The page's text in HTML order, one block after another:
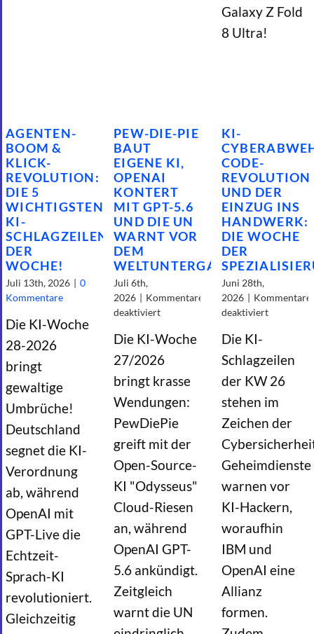
Galaxy Z Fold
8 Ultra!
AGENTEN-
BOOM &
KLICK-
REVOLUTION:
DIE 5
WICHTIGSTEN
KI-
SCHLAGZEILEN
DER
WOCHE!
Juli 13th, 2026 | 0
Kommentare
Die KI-Woche
28-2026
bringt
gewaltige
Umbrüche!
Deutschland
segnet die KI-
Verordnung
ab, während
OpenAI mit
GPT-Live die
Echtzeit-
Sprach-KI
revolutioniert.
Gleichzeitig
PEW-DIE-PIE
BAUT
EIGENE KI,
OPENAI
KONTERT
MIT GPT-5.6
UND DIE UN
WARNT VOR
DEM
WELTUNTERGANG!
Juli 6th,
2026 | Kommentare
deaktiviertfür
Die-
Pie
eigene
KI,
kontert
mit
5.6
und
die
warnt
vor
Weltuntergang!
Die KI-Woche
27/2026
bringt krasse
Wendungen:
PewDiePie
greift mit der
Open-Source-
KI "Odysseus"
Cloud-Riesen
an, während
OpenAI GPT-
5.6 ankündigt.
Zeitgleich
warnt die UN
KI-
CODE-
REVOLUTION
UND DER
EINZUG INS
HANDWERK:
DIE WOCHE
DER
Juni 28th,
2026 | Kommentare
deaktiviertfür
Code-
und
der
ins
Die
Woche
der
Die KI-
Schlagzeilen
der KW 26
stehen im
Zeichen der
Geheimdienste
warnen vor
KI-Hackern,
woraufhin
IBM und
OpenAI eine
Allianz
formen.